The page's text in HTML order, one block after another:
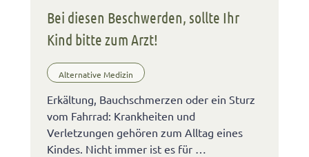
Bei diesen Beschwerden, sollte Ihr
Kind bitte zum Arzt!
Alternative Medizin
Erkältung, Bauchschmerzen oder ein Sturz
vom Fahrrad: Krankheiten und
Verletzungen gehören zum Alltag eines
Kindes. Nicht immer ist es für …